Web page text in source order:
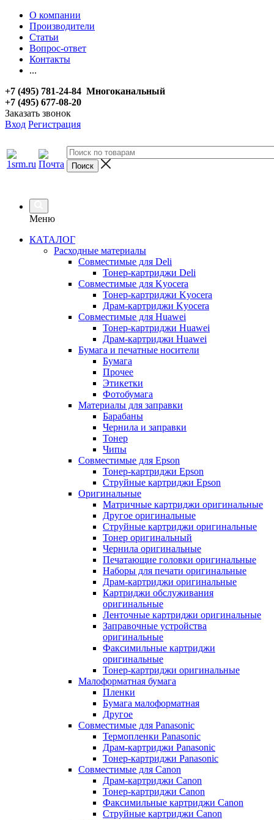
О компании
Производители
Статьи
Вопрос-ответ
Контакты
...
+7 (495) 781-24-84 Многоканальный
+7 (495) 677-08-20
Заказать звонок
Вход Регистрация
Меню
КАТАЛОГ
Расходные материалы
Совместимые для Deli
Тонер-картриджи Deli
Совместимые для Kyocera
Тонер-картриджи Kyocera
Драм-картриджи Kyocera
Совместимые для Huawei
Тонер-картриджи Huawei
Драм-картриджи Huawei
Бумага и печатные носители
Бумага
Прочее
Этикетки
Фотобумага
Материалы для заправки
Барабаны
Чернила и заправки
Тонер
Чипы
Совместимые для Epson
Тонер-картриджи Epson
Струйные картриджи Epson
Оригинальные
Матричные картриджи оригинальные
Другое оригинальные
Струйные картриджи оригинальные
Тонер оригинальный
Чернила оригинальные
Печатающие головки оригинальные
Наборы для печати оригинальные
Драм-картриджи оригинальные
Картриджи обслуживания
оригинальные
Ленточные картриджи оригинальные
Заправочные устройства
оригинальные
Факсимильные картриджи
оригинальные
Тонер-картриджи оригинальные
Малоформатная бумага
Пленки
Бумага малоформатная
Другое
Совместимые для Panasonic
Термопленки Panasonic
Драм-картриджи Panasonic
Тонер-картриджи Panasonic
Совместимые для Canon
Драм-картриджи Canon
Тонер-картриджи Canon
Факсимильные картриджи Canon
Струйные картриджи Canon